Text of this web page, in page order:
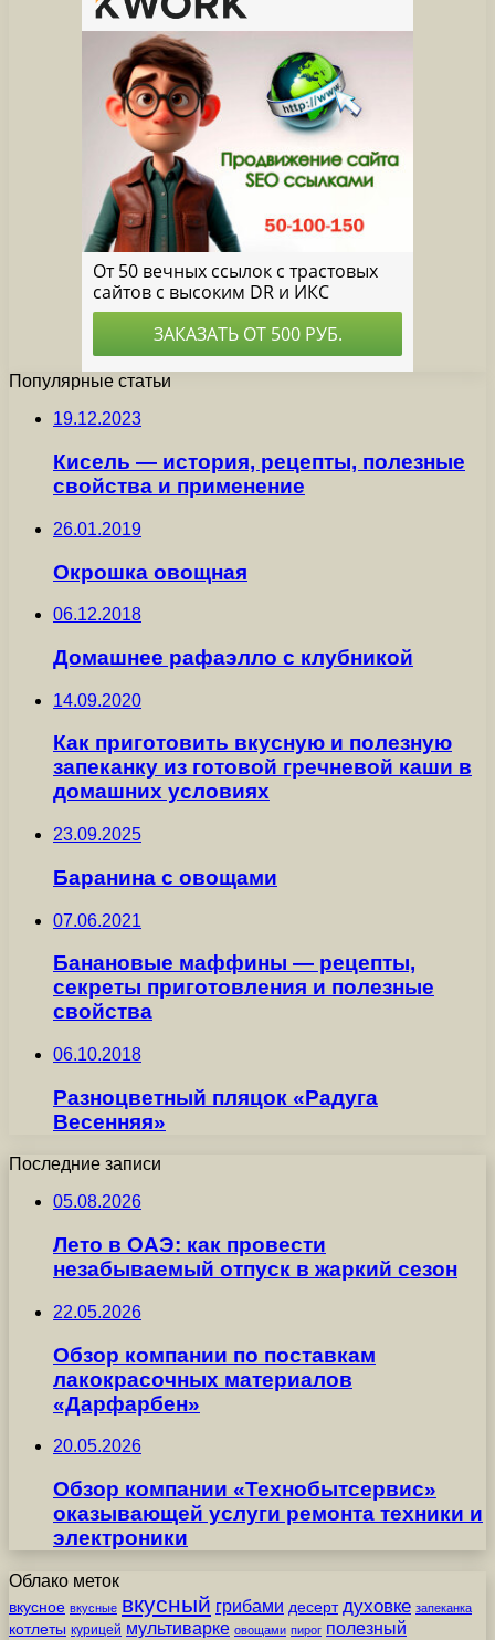
Популярные статьи
19.12.2023
Кисель — история, рецепты, полезные
свойства и применение
26.01.2019
Окрошка овощная
06.12.2018
Домашнее рафаэлло с клубникой
14.09.2020
Как приготовить вкусную и полезную
запеканку из готовой гречневой каши в
домашних условиях
23.09.2025
Баранина с овощами
07.06.2021
Банановые маффины — рецепты,
секреты приготовления и полезные
свойства
06.10.2018
Разноцветный пляцок «Радуга
Весенняя»
Последние записи
05.08.2026
Лето в ОАЭ: как провести
незабываемый отпуск в жаркий сезон
22.05.2026
Обзор компании по поставкам
лакокрасочных материалов
«Дарфарбен»
20.05.2026
Обзор компании «Технобытсервис»
оказывающей услуги ремонта техники и
электроники
Облако меток
вкусное вкусные вкусный грибами десерт духовке запеканка
котлеты курицей мультиварке овощами пирог полезный